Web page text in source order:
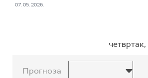
07. 05. 2026.
Прогноза